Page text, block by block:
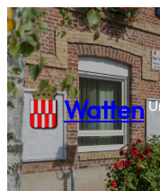
Watten